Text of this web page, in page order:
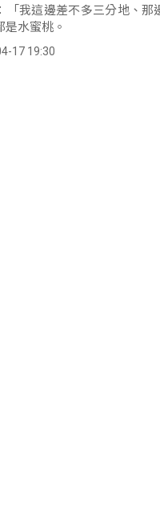
「我這邊差不多三分地、
水蜜桃。
17 19:30